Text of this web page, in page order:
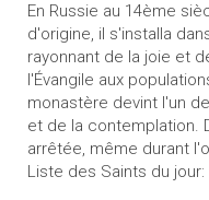
En Russie au 14ème
d'origine, il s'installa
rayonnant de la joie et
l'Évangile aux
monastère devint l'un
et de la contemplation.
arrêtée, même durant
Liste des Saints du jour: